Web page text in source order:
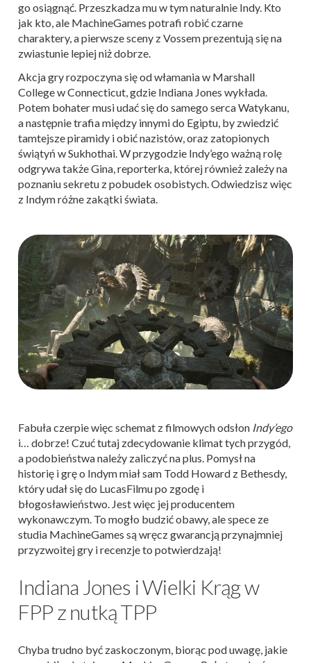
go osiągnąć. Przeszkadza mu w tym naturalnie Indy. Kto
jak kto, ale MachineGames potrafi robić czarne
charaktery, a pierwsze sceny z Vossem prezentują się na
zwiastunie lepiej niż dobrze.
Akcja gry rozpoczyna się od włamania w Marshall
College w Connecticut, gdzie Indiana Jones wykłada.
Potem bohater musi udać się do samego serca Watykanu,
a następnie trafia między innymi do Egiptu, by zwiedzić
tamtejsze piramidy i obić nazistów, oraz zatopionych
świątyń w Sukhothai. W przygodzie Indy’ego ważną rolę
odgrywa także Gina, reporterka, której również zależy na
poznaniu sekretu z pobudek osobistych. Odwiedzisz więc
z Indym różne zakątki świata.
Fabuła czerpie więc schemat z filmowych odsłon Indy’ego
i… dobrze! Czuć tutaj zdecydowanie klimat tych przygód,
a podobieństwa należy zaliczyć na plus. Pomysł na
historię i grę o Indym miał sam Todd Howard z Bethesdy,
który udał się do LucasFilmu po zgodę i
błogosławieństwo. Jest więc jej producentem
wykonawczym. To mogło budzić obawy, ale spece ze
studia MachineGames są wręcz gwarancją przynajmniej
przyzwoitej gry i recenzje to potwierdzają!
Indiana Jones i Wielki Krąg w
FPP z nutką TPP
Chyba trudno być zaskoczonym, biorąc pod uwagę, jakie